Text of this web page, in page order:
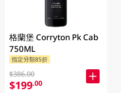
格蘭堡 Corryton Pk Cab
750ML
指定分類85折
$386.00
$199.00